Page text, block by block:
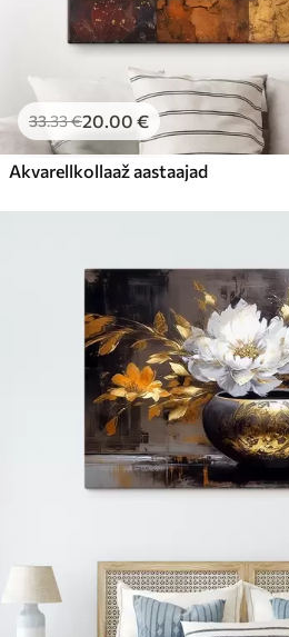
33.33€20.00 €
Akvarellkollaaž aastaajad